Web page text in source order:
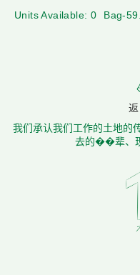
Units Available: 0 Bag-
我们承认我们工作的土地的
去的��辈、